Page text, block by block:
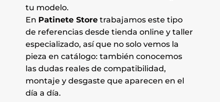
tu modelo.
En Patinete Storetrabajamos este tipo
de referencias desde tienda online y taller
especializado, así que no solo vemos la
pieza en catálogo: también conocemos
las dudas reales de compatibilidad,
montaje y desgaste que aparecen en el
día a día.